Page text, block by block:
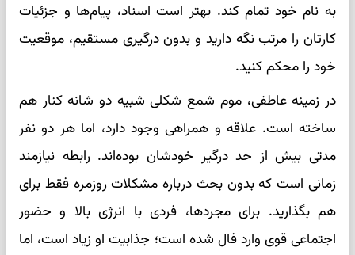
به نام خود تمام کند. بهتر است اسناد، پیام‌ها و جزئیات
کارتان را مرتب نگه دارید و بدون درگیری مستقیم، موقعیت
خود را محکم کنید.
در زمینه عاطفی، موم شمع شکلی شبیه دو شانه کنار هم
ساخته است. علاقه و همراهی وجود دارد، اما هر دو نفر
مدتی بیش از حد درگیر خودشان بوده‌اند. رابطه نیازمند
زمانی است که بدون بحث درباره مشکلات روزمره فقط برای
هم بگذارید. برای مجردها، فردی با انرژی بالا و حضور
اجتماعی قوی وارد فال شده است؛ جذابیت او زیاد است، اما